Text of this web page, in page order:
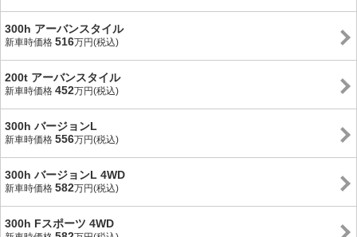
300h アーバンスタイル
新車時価格 516万円(税込)
200t アーバンスタイル
新車時価格 452万円(税込)
300h バージョンL
新車時価格 556万円(税込)
300h バージョンL 4WD
新車時価格 582万円(税込)
300h Fスポーツ 4WD